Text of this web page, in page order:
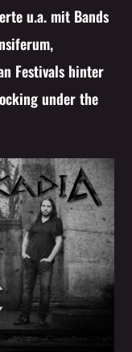
u.a. mit Bands
Festivals hinter
under the